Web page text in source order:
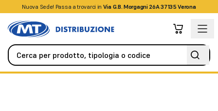
Nuova Sede! Passa a trovarci in Via G.B. Morgagni 26A 37135 Verona
+39045509826